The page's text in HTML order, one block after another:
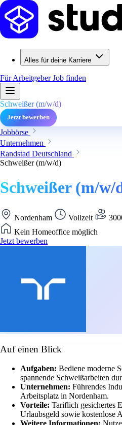
Alles für deine Karriere
Für ArbeitgeberJob finden
Schweißer (m/w/d)
Jetzt bewerben
Jobbörse
Unternehmen
Randstad Deutschland
Schweißer (m/w/d)
Schweißer (m/w/
Nordenham Vollzeit
Kein Homeoffice möglich
Jetzt bewerben
Auf einen Blick
Aufgaben: Bediene moderne
spannende Schweißarbeiten
Unternehmen: Führendes
Arbeitsplatz in Nordenham.
Vorteile: Tariflich gesichertes
Urlaubsgeld sowie kostenlose